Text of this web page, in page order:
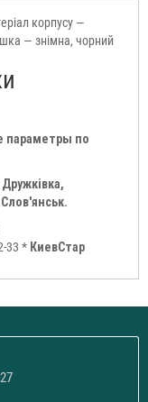
корпусу —
— знімна, чорний
параметры по
Дружківка,
33 * КиевСтар